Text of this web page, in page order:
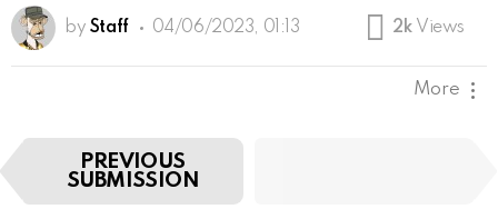
by Staff 04/06/2023, 01:13 2k Views
More
I
e
PREVIOUS
SUBMISSION